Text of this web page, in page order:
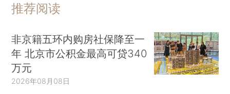
推荐阅读
非京籍五环内购房社保降至一
年 北京市公积金最高可贷340
万元
2026年08月08日